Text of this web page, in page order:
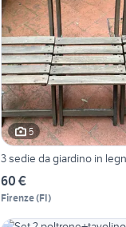
5
3 sedie da giardino in
60 €
Firenze(FI)